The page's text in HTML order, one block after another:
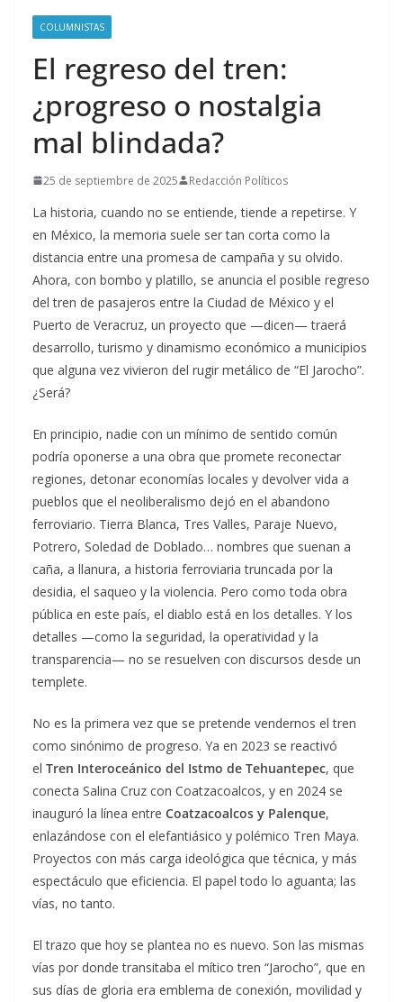
COLUMNISTAS
El regreso del tren:
¿progreso o nostalgia
mal blindada?
25 de septiembre de 2025 Redacción Políticos
La historia, cuando no se entiende, tiende a repetirse. Y
en México, la memoria suele ser tan corta como la
distancia entre una promesa de campaña y su olvido.
Ahora, con bombo y platillo, se anuncia el posible regreso
del tren de pasajeros entre la Ciudad de México y el
Puerto de Veracruz, un proyecto que —dicen— traerá
desarrollo, turismo y dinamismo económico a municipios
que alguna vez vivieron del rugir metálico de “El Jarocho”.
¿Será?
En principio, nadie con un mínimo de sentido común
podría oponerse a una obra que promete reconectar
regiones, detonar economías locales y devolver vida a
pueblos que el neoliberalismo dejó en el abandono
ferroviario. Tierra Blanca, Tres Valles, Paraje Nuevo,
Potrero, Soledad de Doblado… nombres que suenan a
caña, a llanura, a historia ferroviaria truncada por la
desidia, el saqueo y la violencia. Pero como toda obra
pública en este país, el diablo está en los detalles. Y los
detalles —como la seguridad, la operatividad y la
transparencia— no se resuelven con discursos desde un
templete.
No es la primera vez que se pretende vendernos el tren
como sinónimo de progreso. Ya en 2023 se reactivó
el Tren Interoceánico del Istmo de Tehuantepec, que
conecta Salina Cruz con Coatzacoalcos, y en 2024 se
inauguró la línea entre Coatzacoalcos y Palenque,
enlazándose con el elefantiásico y polémico Tren Maya.
Proyectos con más carga ideológica que técnica, y más
espectáculo que eficiencia. El papel todo lo aguanta; las
vías, no tanto.
El trazo que hoy se plantea no es nuevo. Son las mismas
vías por donde transitaba el mítico tren “Jarocho”, que en
sus días de gloria era emblema de conexión, movilidad y